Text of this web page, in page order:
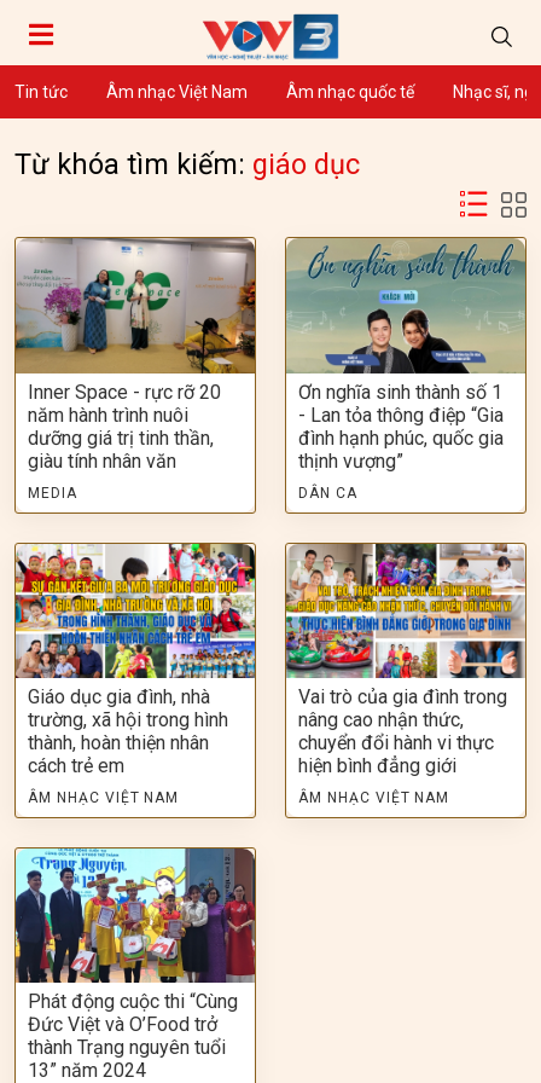
Tin tức Âm nhạc Việt Nam Âm nhạc quốc tế Nhạc sĩ,
Từ khóa tìm kiếm: giáo dục
Inner Space - rực rỡ 20
năm hành trình nuôi
dưỡng giá trị tinh thần,
giàu tính nhân văn
MEDIA
Ơn nghĩa sinh thành số 1
- Lan tỏa thông điệp “Gia
đình hạnh phúc, quốc gia
thịnh vượng”
DÂN CA
Giáo dục gia đình, nhà
trường, xã hội trong hình
thành, hoàn thiện nhân
cách trẻ em
ÂM NHẠC VIỆT NAM
Vai trò của gia đình trong
nâng cao nhận thức,
chuyển đổi hành vi thực
hiện bình đẳng giới
ÂM NHẠC VIỆT NAM
Phát động cuộc thi “Cùng
Đức Việt và O’Food trở
thành Trạng nguyên tuổi
13” năm 2024